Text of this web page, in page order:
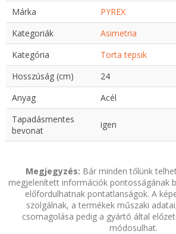
Márka
PYREX
Kategoriák
Asimetria
Kategória
Torta tepsik
Hosszúság (cm)
24
Anyag
Acél
Tapadásmentes
bevonat
igen
Megjegyzés: Bár minden tőlünk
megjelenített információk pontosságának
előfordulhatnak pontatlanságok. A
szolgálnak, a termékek műszaki
csomagolása pedig a gyártó által
módosulhat.